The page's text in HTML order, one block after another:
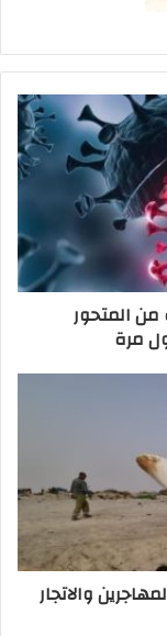
المتحور
مرة
والاتجار